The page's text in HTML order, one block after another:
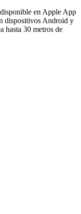
en Apple App
dispositivos Android y
hasta 30 metros de